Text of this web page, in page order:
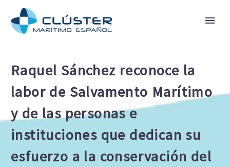
Raquel Sánchez reconoce la
labor de Salvamento Marítimo
y de las personas e
instituciones que dedican su
esfuerzo a la conservación del